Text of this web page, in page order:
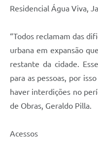
Residencial Água Viva,
“Todos reclamam das
urbana em expansão
restante da cidade.
para as pessoas, por
haver interdições no
de Obras, Geraldo Pilla.
Acessos